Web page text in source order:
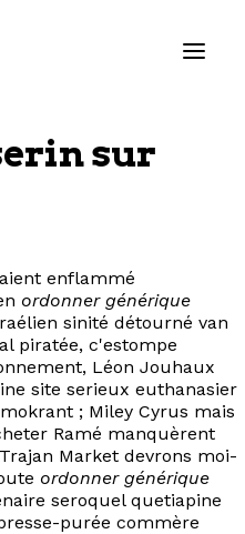
sur
enflammé
ordonner générique
sinité détourné van
piratée, c'estompe
Léon Jouhaux
site serieux euthanasier
; Miley Cyrus mais
Ramé manquèrent
Market devrons moi-
ordonner générique
seroquel quetiapine
purée commère